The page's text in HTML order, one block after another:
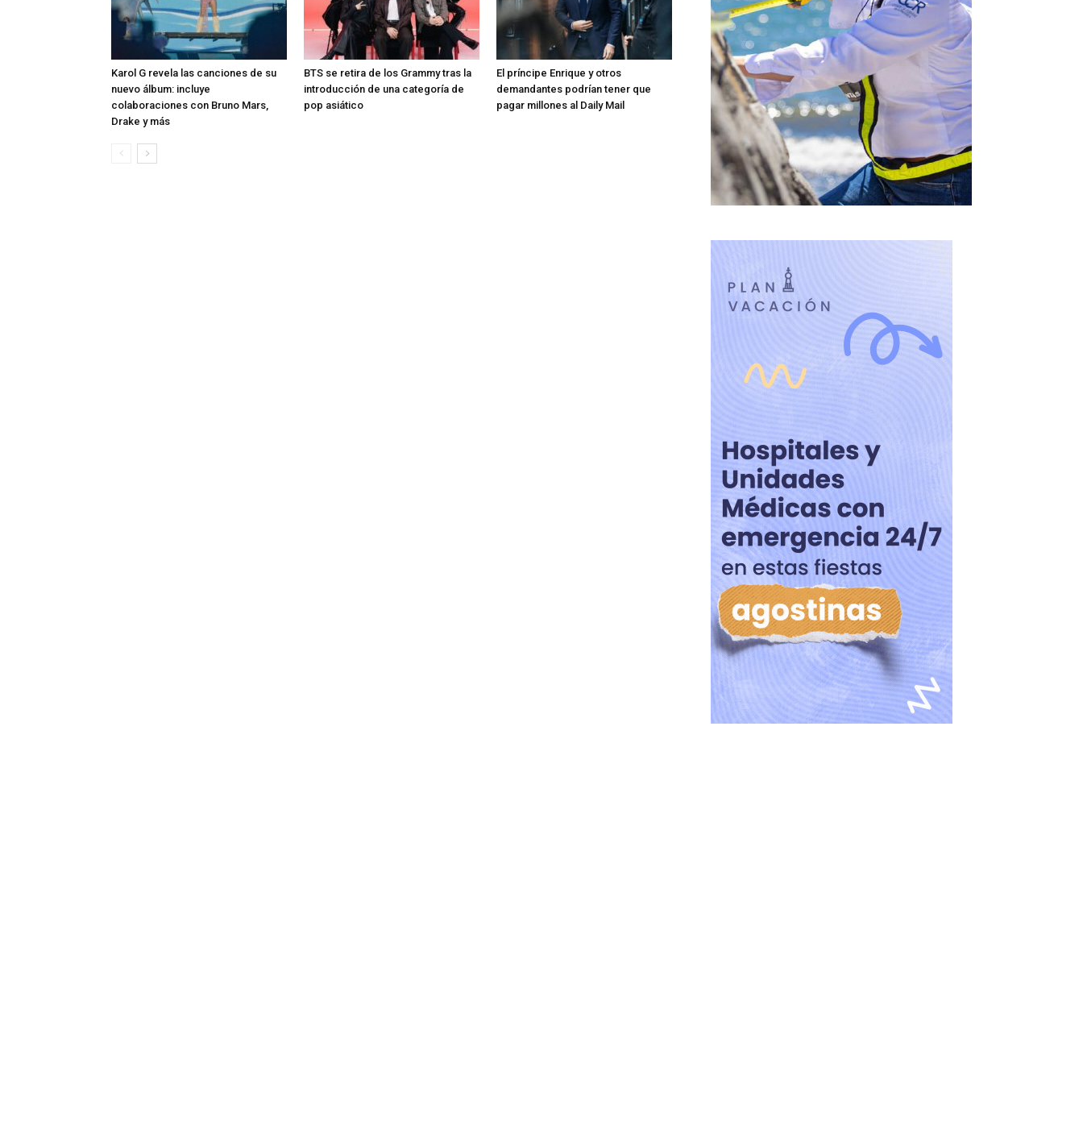
Karol G revela las canciones de su
nuevo álbum: incluye
colaboraciones con Bruno Mars,
Drake y más
BTS se retira de los Grammy tras la
introducción de una categoría de
pop asiático
El príncipe Enrique y otros
demandantes podrían tener que
pagar millones al Daily Mail